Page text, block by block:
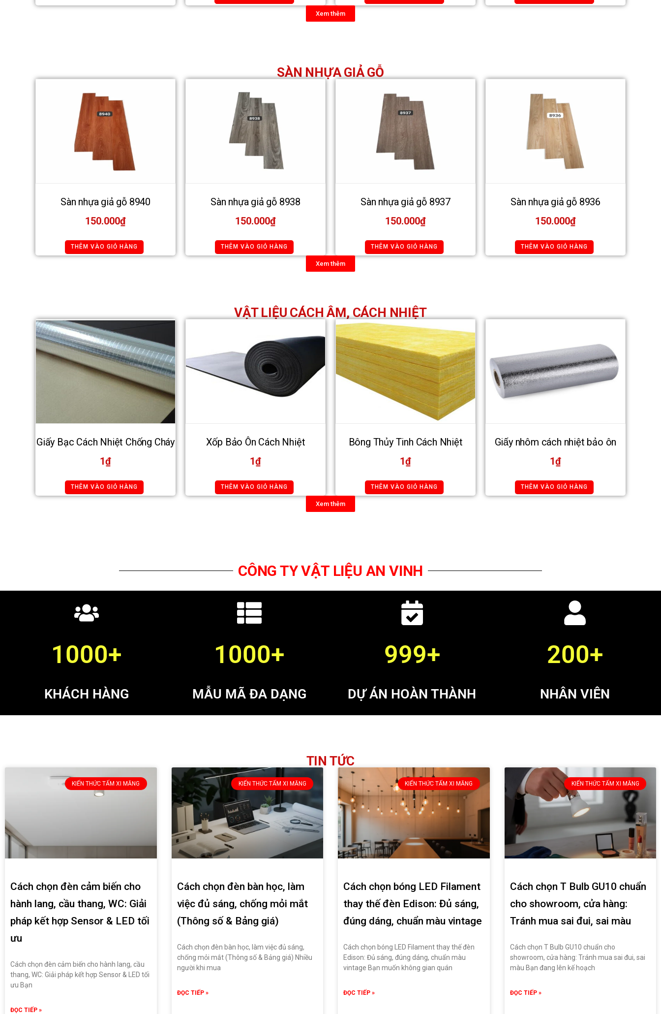
Xem thêm
SÀN NHỰA GIẢ GỖ
Sàn nhựa giả gỗ 8940
150.000₫
THÊM VÀO GIỎ HÀNG
Sàn nhựa giả gỗ 8938
150.000₫
THÊM VÀO GIỎ HÀNG
Sàn nhựa giả gỗ 8937
150.000₫
THÊM VÀO GIỎ HÀNG
Sàn nhựa giả gỗ 8936
150.000₫
THÊM VÀO GIỎ HÀNG
Xem thêm
VẬT LIỆU CÁCH ÂM, CÁCH NHIỆT
Giấy Bạc Cách Nhiệt Chống Cháy
1₫
THÊM VÀO GIỎ HÀNG
Xốp Bảo Ôn Cách Nhiệt
1₫
THÊM VÀO GIỎ HÀNG
Bông Thủy Tinh Cách Nhiệt
1₫
THÊM VÀO GIỎ HÀNG
Giấy nhôm cách nhiệt bảo ôn
1₫
THÊM VÀO GIỎ HÀNG
Xem thêm
CÔNG TY VẬT LIỆU AN VINH
1000+
KHÁCH HÀNG
1000+
MẪU MÃ ĐA DẠNG
999+
DỰ ÁN HOÀN THÀNH
200+
NHÂN VIÊN
TIN TỨC
KIẾN THỨC TẤM XI MĂNG
Cách chọn đèn cảm biến cho
hành lang, cầu thang, WC: Giải
pháp kết hợp Sensor & LED tối
ưu
Cách chọn đèn cảm biến cho hành lang, cầu
thang, WC: Giải pháp kết hợp Sensor & LED tối
ưu Bạn
ĐỌC TIẾP »
KIẾN THỨC TẤM XI MĂNG
Cách chọn đèn bàn học, làm
việc đủ sáng, chống mỏi mắt
(Thông số & Bảng giá)
Cách chọn đèn bàn học, làm việc đủ sáng,
chống mỏi mắt (Thông số & Bảng giá) Nhiều
người khi mua
ĐỌC TIẾP »
KIẾN THỨC TẤM XI MĂNG
Cách chọn bóng LED Filament
thay thế đèn Edison: Đủ sáng,
đúng dáng, chuẩn màu vintage
Cách chọn bóng LED Filament thay thế đèn
Edison: Đủ sáng, đúng dáng, chuẩn màu
vintage Bạn muốn không gian quán
ĐỌC TIẾP »
KIẾN THỨC TẤM XI MĂNG
Cách chọn T Bulb GU10 chuẩn
cho showroom, cửa hàng:
Tránh mua sai đui, sai màu
Cách chọn T Bulb GU10 chuẩn cho
showroom, cửa hàng: Tránh mua sai đui, sai
màu Bạn đang lên kế hoạch
ĐỌC TIẾP »